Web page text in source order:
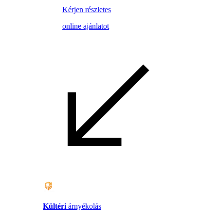
Kérjen részletes
online ajánlatot
Kültéri árnyékolás